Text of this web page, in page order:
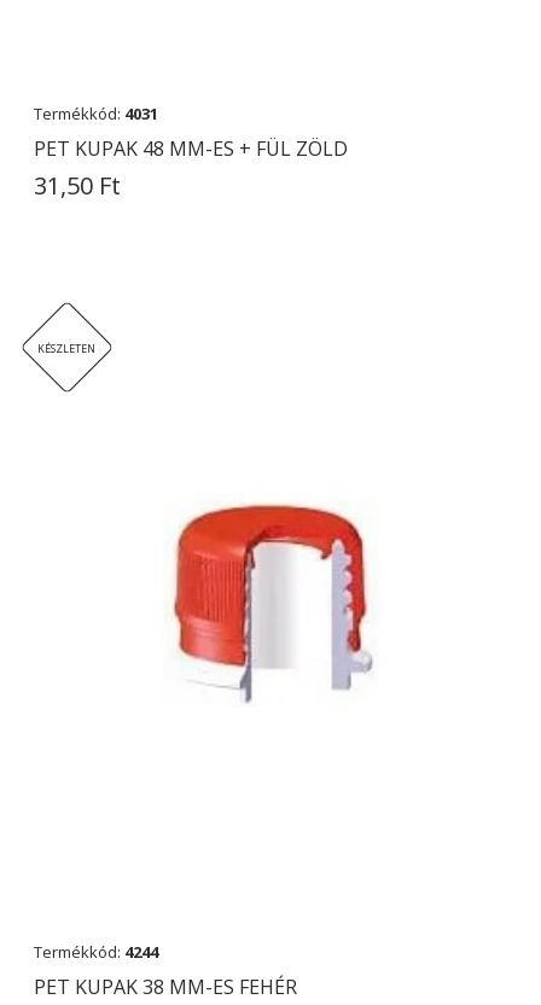
Termékkód: 4031
PET KUPAK 48 MM-ES + FÜL ZÖLD
31,50 Ft
KÉSZLETEN
Termékkód: 4244
PET KUPAK 38 MM-ES FEHÉR